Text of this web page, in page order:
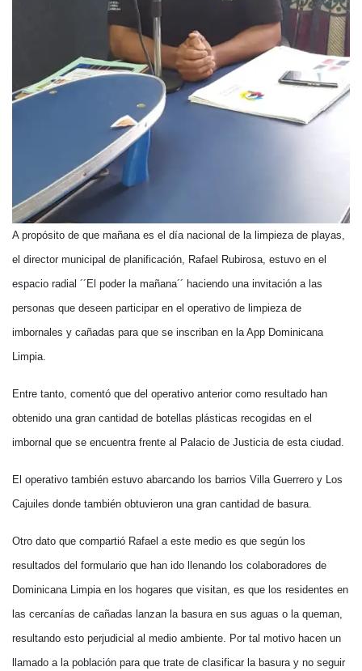
A propósito de que mañana es el día nacional de la limpieza de playas,
el director municipal de planificación, Rafael Rubirosa, estuvo en el
espacio radial ´´El poder la mañana´´ haciendo una invitación a las
personas que deseen participar en el operativo de limpieza de
imbornales y cañadas para que se inscriban en la App Dominicana
Limpia.
Entre tanto, comentó que del operativo anterior como resultado han
obtenido una gran cantidad de botellas plásticas recogidas en el
imbornal que se encuentra frente al Palacio de Justicia de esta ciudad.
El operativo también estuvo abarcando los barrios Villa Guerrero y Los
Cajuiles donde también obtuvieron una gran cantidad de basura.
Otro dato que compartió Rafael a este medio es que según los
resultados del formulario que han ido llenando los colaboradores de
Dominicana Limpia en los hogares que visitan, es que los residentes en
las cercanías de cañadas lanzan la basura en sus aguas o la queman,
resultando esto perjudicial al medio ambiente. Por tal motivo hacen un
llamado a la población para que trate de clasificar la basura y no seguir